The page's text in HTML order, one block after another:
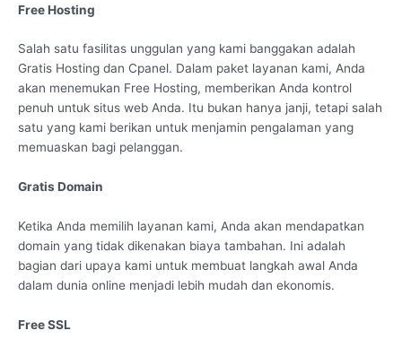
Free Hosting
Salah satu fasilitas unggulan yang kami banggakan adalah
Gratis Hosting dan Cpanel. Dalam paket layanan kami, Anda
akan menemukan Free Hosting, memberikan Anda kontrol
penuh untuk situs web Anda. Itu bukan hanya janji, tetapi salah
satu yang kami berikan untuk menjamin pengalaman yang
memuaskan bagi pelanggan.
Gratis Domain
Ketika Anda memilih layanan kami, Anda akan mendapatkan
domain yang tidak dikenakan biaya tambahan. Ini adalah
bagian dari upaya kami untuk membuat langkah awal Anda
dalam dunia online menjadi lebih mudah dan ekonomis.
Free SSL